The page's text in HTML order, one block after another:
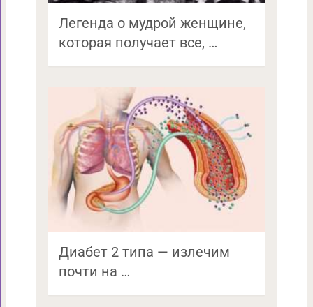
Легенда о мудрой женщине,
которая получает все, …
Диабет 2 типа — излечим
почти на …